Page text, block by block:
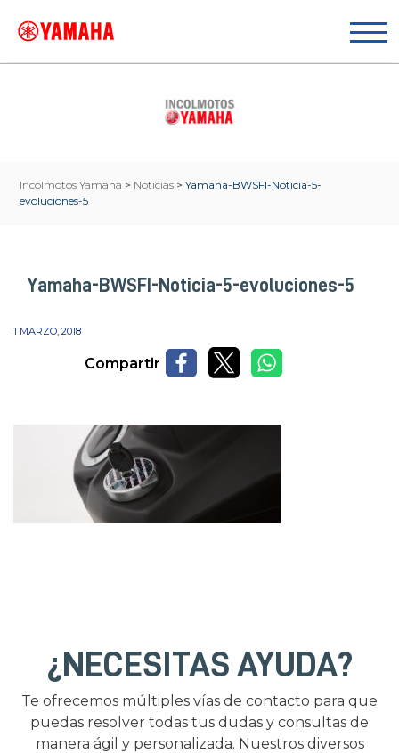
Incolmotos Yamaha > Noticias > Yamaha-BWSFI-Noticia-5-
evoluciones-5
Yamaha-BWSFI-Noticia-5-evoluciones-5
1 MARZO, 2018
Compartir
¿NECESITAS AYUDA?
Te ofrecemos múltiples vías de contacto para que
puedas resolver todas tus dudas y consultas de
manera ágil y personalizada. Nuestros diversos